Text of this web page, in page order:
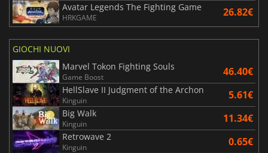
Avatar Legends The Fighting Game
HRKGAME 26.82€
GIOCHI NUOVI
Marvel Tokon Fighting Souls
Game Boost 46.40€
HellSlave II Judgment of the Archon
Kinguin 5.61€
Big Walk
Kinguin 11.34€
Retrowave 2
Kinguin 0.65€